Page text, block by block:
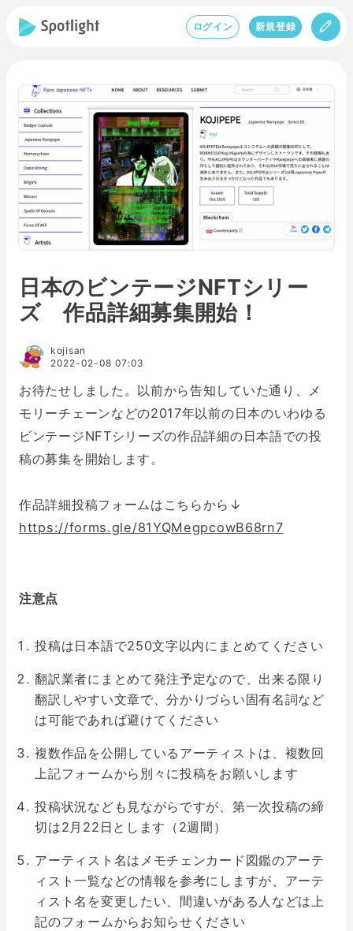
ログイン 新規登録
日本のビンテージNFTシリー
ズ 作品詳細募集開始！
kojisan
2022-02-08 07:03
お待たせしました。以前から告知していた通り、メ
モリーチェーンなどの2017年以前の日本のいわゆる
ビンテージNFTシリーズの作品詳細の日本語での投
稿の募集を開始します。
作品詳細投稿フォームはこちらから↓
https://forms.gle/81YQMegpcowB68rn7
注意点
投稿は日本語で250文字以内にまとめてください
翻訳業者にまとめて発注予定なので、出来る限り
翻訳しやすい文章で、分かりづらい固有名詞など
は可能であれば避けてください
複数作品を公開しているアーティストは、複数回
上記フォームから別々に投稿をお願いします
投稿状況なども見ながらですが、第一次投稿の締
切は2月22日とします（2週間）
アーティスト名はメモチェンカード図鑑のアーテ
ィスト一覧などの情報を参考にしますが、アーテ
ィスト名を変更したい、間違いがある人などは上
記のフォームからお知らせください